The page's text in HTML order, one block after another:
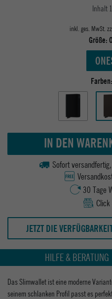
Inhalt 1
inkl. ges. MwSt.
Größe:
Farben:
IN DEN
Sofort
30 Tage
JETZT DIE
HILFE &
Das Slimwallet ist eine moderne
seinem schlanken Profil passt es